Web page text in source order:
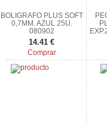
BOLIGRAFO PLUS SOFT
0,7MM. AZUL 25U.
080902
14.41 €
Comprar